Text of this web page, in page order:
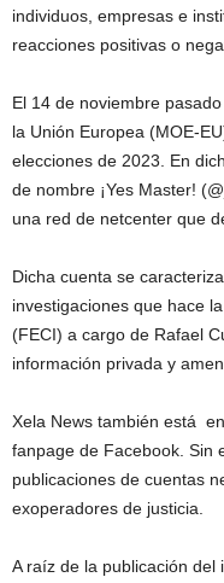
individuos, empresas e
reacciones positivas o
El 14 de noviembre
la Unión Europea (MOE-
elecciones de 2023. En
de nombre ¡Yes Master!
una red de netcenter que
Dicha cuenta se
investigaciones que hace
(FECI) a cargo de Rafael
información privada y
Xela News también está
fanpage de Facebook. Sin
publicaciones de cuentas
exoperadores de justicia.
A raíz de la publicación del